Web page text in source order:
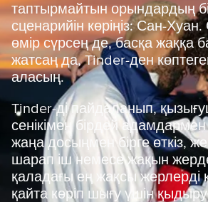
таптырмайтын орындардың
сценарийін көріңіз: Сан-
өмір сүрсең де, басқа жаққа
жатсаң да, Tinder-ден
аласың.
Tinder-ді пайдаланып,
сенікімен бірдей
жаңа досыңмен бірге өткіз,
шарап іш немесе жақын
қаладағы ең жақсы жерлерді
қайта көріп шығу үшін